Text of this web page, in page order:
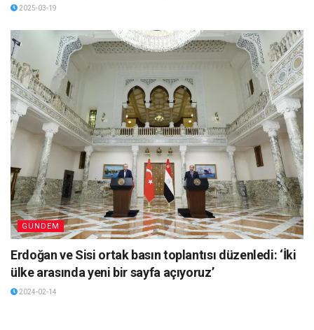
2025-03-19
GÜNDEM
Erdoğan ve Sisi ortak basın toplantısı düzenledi: ‘İki
ülke arasında yeni bir sayfa açıyoruz’
2024-02-14